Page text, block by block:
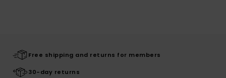
Free shipping and returns for members
30-day returns